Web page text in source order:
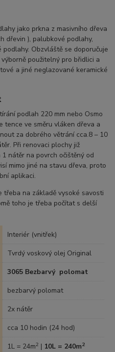
jako prkna z masivního dřeva
dřevin ), palubkové podlahy,
Obzvláště se doporučuje
použitelný pro břidlici a
a jiné neglazované keramické
podlah 220 mm nebo Osmo
tence ve směru vláken dřeva a
za dobrého větrání cca.8 – 10
Při renovaci plochy již
nátěr na povrch očištěný od
mimo jiné na stavu dřeva, proto
aplikaci.
třeba na základě vysoké savosti
toho je třeba počítat s delší
Interiér (vnitřek)
Tvrdý voskový olej Original
3065 Bezbarvý polomat
bezbarvý polomat
2x nátěr
cca 10 hodin (24 hod)
1L = 24m2 | 10L = 240m2